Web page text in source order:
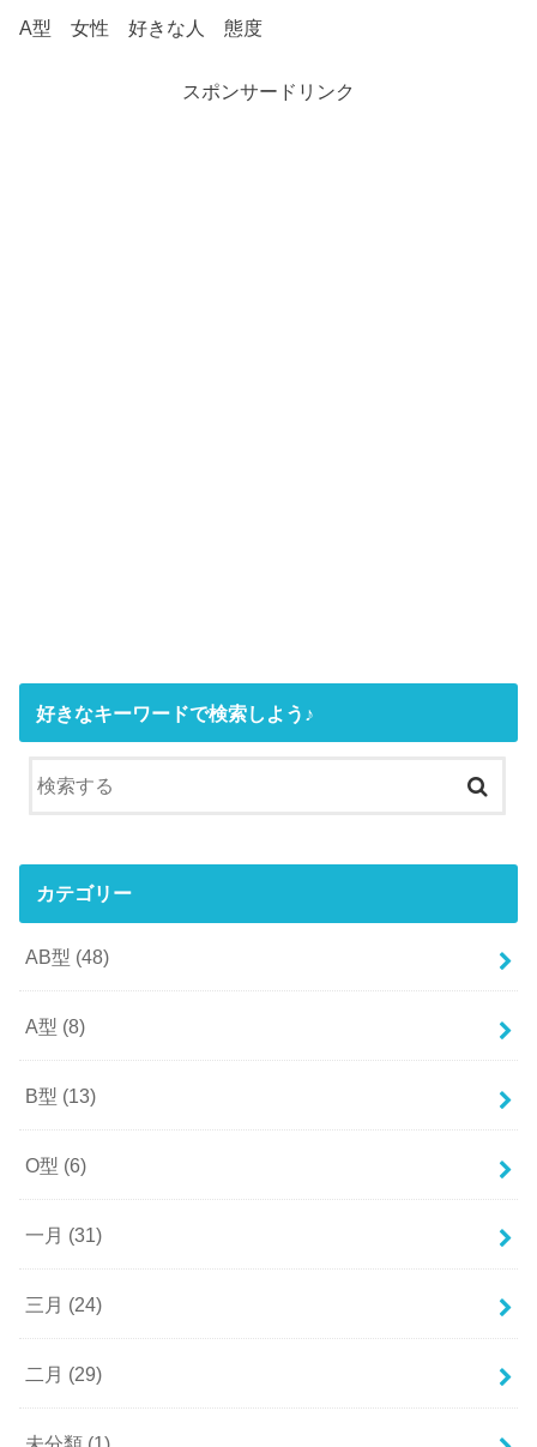
A型 女性 好きな人 態度
スポンサードリンク
好きなキーワードで検索しよう♪
カテゴリー
AB型 (48)
A型 (8)
B型 (13)
O型 (6)
一月 (31)
三月 (24)
二月 (29)